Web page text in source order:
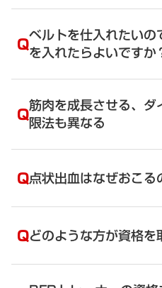
ロールするための圧とト
だきます。
座で学んでいただきます
筋肉を増やすためのトレ
スタチンをコントロール
グ法を学んでいただきます
A成長ホルモンは、ダイエ
ング、血管を柔らかくす
ルモンは、筋量を増やす
ん。
Qベルトを仕入れたい
を入れたらよいですか
A資格を取得された会員は
ョッピングサイトを用意
ご購入下さい。仕入れ価
ることが可能となります
らせいたします。
Q筋肉を成長させる、
限法も異なる
A筋肉の成長が目的である
は、血流制限の方法が異
ング内容も変わります。
ることで、最大限の効果
るか、資格取得時の講習
Q点状出血はなぜおこる
A多くの場合、強く締めす
めに小さな血管が破れて
点状出血が消えるまでに
あります。知識のある正
Qどのような方が資格
Aパーソナルトレーナー、